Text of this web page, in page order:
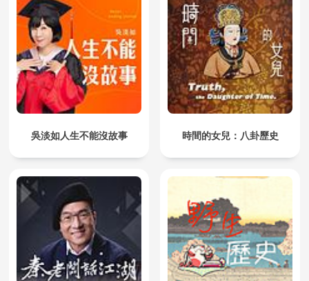
吳淡如人生不能沒故事 時間的女兒：八卦歷史